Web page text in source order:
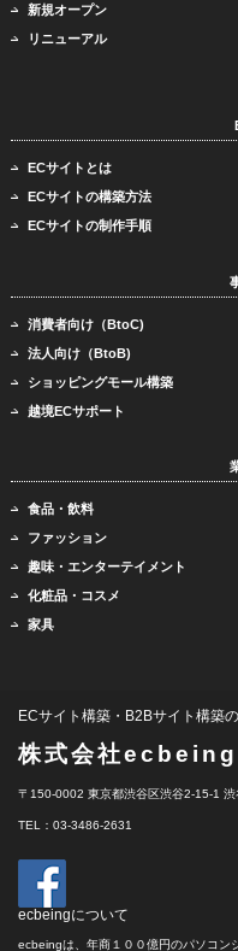
新規オープン
リニューアル
ECサイトとは
ECサイトの構築方法
ECサイトの制作手順
消費者向け（BtoC)
法人向け（BtoB)
ショッピングモール構築
越境ECサポート
食品・飲料
ファッション
趣味・エンターテイメント
化粧品・コスメ
家具
ECサイト構築・B2Bサイト構築
株式会社
〒150-0002 東京都渋谷区渋谷2-15-1 渋
TEL：03-3486-2631
ecbeingについて
ecbeingは、年商１００億円のパソコン